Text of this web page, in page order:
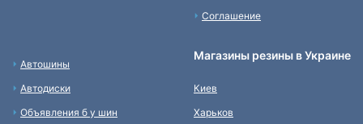
Соглашение
Автошины
Автодиски
Объявления б у шин
Магазины резины в Украине
Киев
Харьков